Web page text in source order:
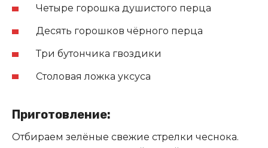
Четыре горошка душистого перца
Десять горошков чёрного перца
Три бутончика гвоздики
Столовая ложка уксуса
Приготовление:
Отбираем зелёные свежие стрелки чеснока.